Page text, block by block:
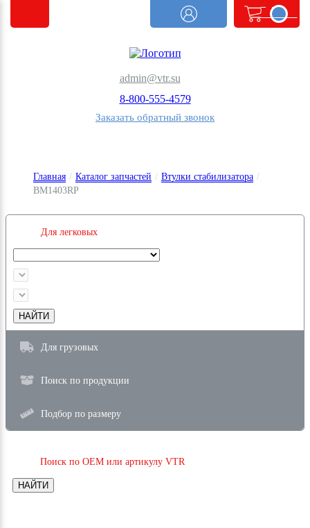
admin@vtr.su
8-800-555-4579
Заказать обратный звонок
order.count
|| 0 @>
Главная / Каталог запчастей / Втулки стабилизатора /
BM1403RP
Для легковых
НАЙТИ
Для грузовых
Поиск по продукции
Подбор по размеру
Поиск по OEM или артикулу VTR
НАЙТИ